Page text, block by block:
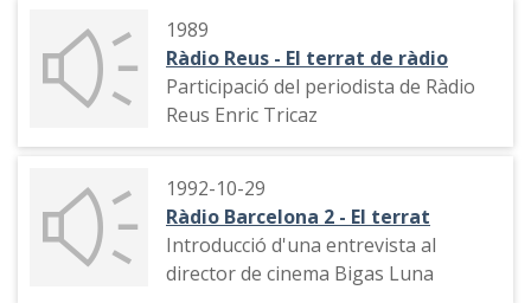
programa
1989
Ràdio Reus - El terrat de ràdio
Participació del periodista de Ràdio
Reus Enric Tricaz
1992-10-29
Ràdio Barcelona 2 - El terrat
Introducció d'una entrevista al
director de cinema Bigas Luna